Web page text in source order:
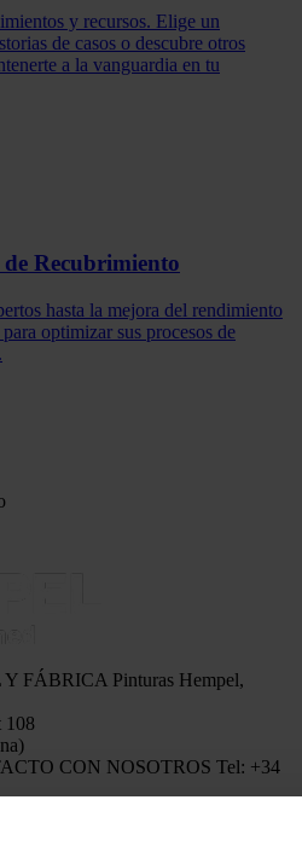
y recursos. Elige un
de casos o descubre otros
a la vanguardia en tu
Recubrimiento
hasta la mejora del rendimiento
optimizar sus procesos de
Y FÁBRICA Pinturas Hempel,
108
CON NOSOTROS Tel: +34